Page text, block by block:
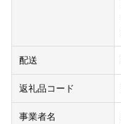
配送
返礼品コード
事業者名